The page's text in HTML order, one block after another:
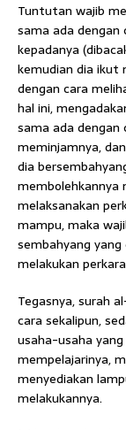
Tuntutan wajib
sama ada
kepadanya
kemudian dia ikut
dengan cara
hal ini,
sama ada
meminjamnya,
dia
membolehkannya
melaksanakan
mampu, maka
sembahyang
melakukan
Tegasnya, surah
cara sekalipun,
usaha-usaha
mempelajarinya,
menyediakan
melakukannya.